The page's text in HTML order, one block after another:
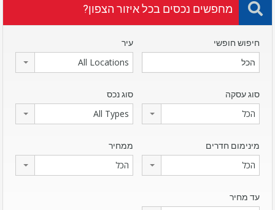
מחפשים נכסים בכל איזור הצפון?
חיפוש חופשי עיר
All Locations
סוג עסקה
הכל
סוג נכס
All Types
מינימום חדרים
הכל
ממחיר
הכל
עד מחיר